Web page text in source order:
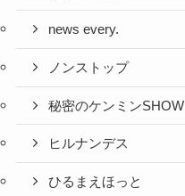
news every.
ノンストップ
秘密のケンミンSHOW
ヒルナンデス
ひるまえほっと